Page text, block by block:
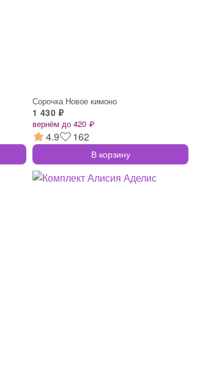
Сорочка Новое кимоно
1 430 ₽
вернём до 420 ₽
4.9 162
В корзину